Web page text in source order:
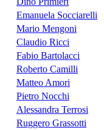
Emanuela Socciarelli
Mario Mengoni
Claudio Ricci
Fabio Bartolacci
Roberto Camilli
Matteo Amori
Pietro Nocchi
Alessandra Terrosi
Ruggero Grassotti